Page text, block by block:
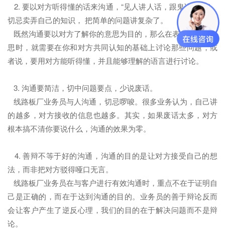
2. 要以对方听得懂的话来沟通，“见人讲人话，跟鬼讲鬼话”，
切忌卖弄自己的知识， 把简单的问题讲复杂了。
既然沟通要以对方了解你的意思为目的，那么在表达自己的意
思时，就需要在你和对方共同认知的基础上讨论那些问题，或
者说，要用对方能听得懂，并且能够理解的语言进行讨论。
3. 沟通要简洁，切中问题要点，少说废话。
线路板厂业务员与人沟通，切忌啰唆。很多业务认为，自己讲
的越多，对方接收的信息也越多。其实，如果废话太多，对方
根本搞不清你要说什么，沟通的效果为零。
4. 善辩不等于好的沟通，沟通的目的是让对方接受自己的想
法，而非把对方驳得哑口无言。
线路板厂业务员在与客户进行有效沟通时，重点不在于证明自
己是正确的，而在于达到沟通的目的。业务员的善于辩论反而
会让客户产生了逆反心理，我们的目的在于解决问题而不是辩
论。